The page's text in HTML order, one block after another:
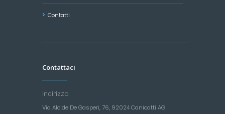
Contatti
Contattaci
Indirizzo
Via Alcide De Gasperi, 76, 92024 Canicattì AG